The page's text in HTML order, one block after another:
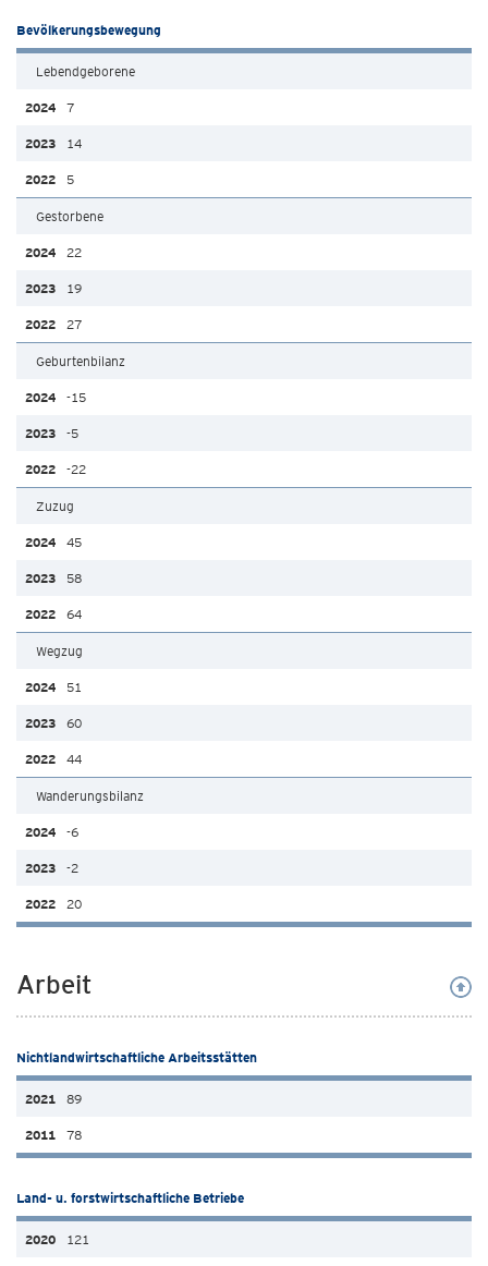
Bevölkerungsbewegung
Lebendgeborene
7
14
5
Gestorbene
22
19
27
Geburtenbilanz
-15
-5
-22
Zuzug
45
58
64
Wegzug
51
60
44
Wanderungsbilanz
-6
-2
20
Arbeit
Nichtlandwirtschaftliche Arbeitsstätten
89
78
Land- u. forstwirtschaftliche Betriebe
121